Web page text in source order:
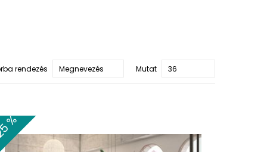
Mutat 36
rendezés Megnevezés
%